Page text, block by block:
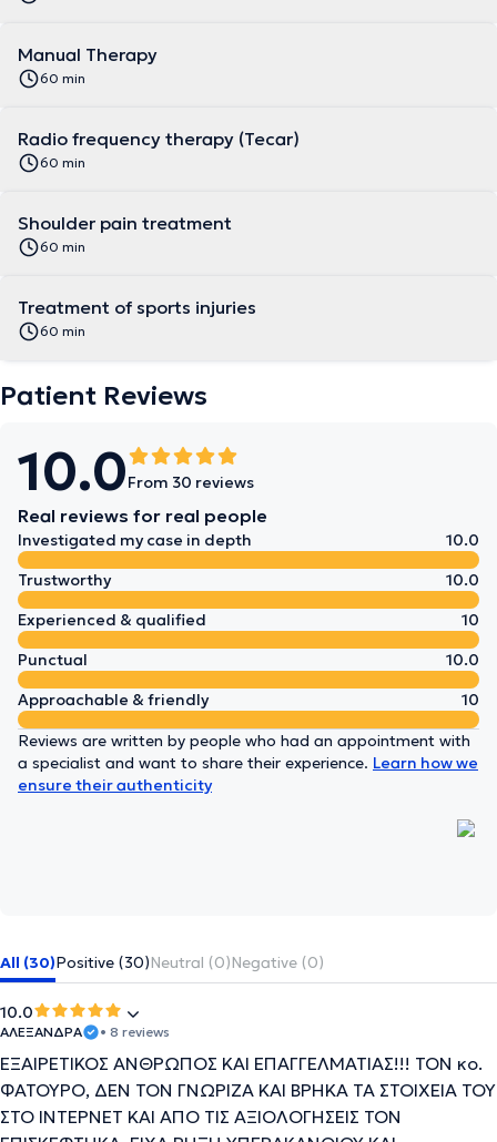
Manual Therapy
60 min
Radio frequency therapy (Tecar)
60 min
Shoulder pain treatment
60 min
Treatment of sports injuries
60 min
Patient Reviews
10.0From 30 reviews
Real reviews for real people
Investigated my case in depth
10.0
Trustworthy
10.0
Experienced & qualified
10
Punctual
10.0
Approachable & friendly
10
Reviews are written by people who had an appointment with
a specialist and want to share their experience. Learn how we
ensure their authenticity
All (30)Positive (30)Neutral (0)Negative (0)
10.0
ΑΛΕΞΑΝΔΡΑ • 8 reviews
ΕΞΑΙΡΕΤΙΚΟΣ ΑΝΘΡΩΠΟΣ ΚΑΙ ΕΠΑΓΓΕΛΜΑΤΙΑΣ!!! ΤΟΝ κο.
ΦΑΤΟΥΡΟ, ΔΕΝ ΤΟΝ ΓΝΩΡΙΖΑ ΚΑΙ ΒΡΗΚΑ ΤΑ ΣΤΟΙΧΕΙΑ ΤΟΥ
ΣΤΟ ΙΝΤΕΡΝΕΤ ΚΑΙ ΑΠΟ ΤΙΣ ΑΞΙΟΛΟΓΗΣΕΙΣ ΤΟΝ